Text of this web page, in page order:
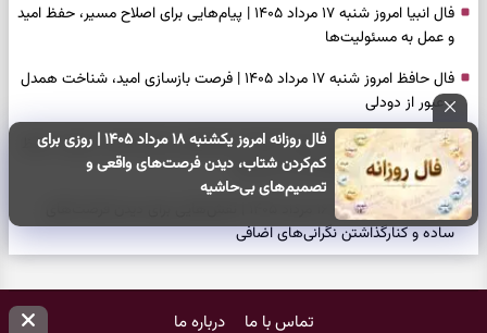
فال روزانه امروز یکشنبه ۱۸ مرداد ۱۴۰۵ | روزی برای
کم‌کردن شتاب، دیدن فرصت‌های واقعی و
تصمیم‌های بی‌حاشیه
فال انبیا امروز شنبه ۱۷ مرداد ۱۴۰۵ | پیام‌هایی برای اصلاح مسیر، حفظ امید
و عمل به مسئولیت‌ها
فال حافظ امروز شنبه ۱۷ مرداد ۱۴۰۵ | فرصت بازسازی امید، شناخت همدل
و عبور از دودلی
فال اسم امروز جمعه ۱۶ مرداد ۱۴۰۵ | نشانه‌هایی برای انتخاب همراه، حفظ
سلیقه شخصی و پایان‌دادن به تردیدها
ساده و کنارگذاشتن نگرانی‌های اضافی
تماس با ما درباره ما